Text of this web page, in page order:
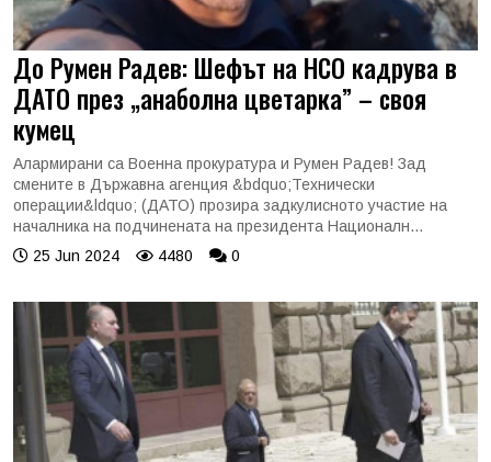
До Румен Радев: Шефът на НСО кадрува в
ДАТО през „анаболна цветарка” – своя
кумец
Алармирани са Военна прокуратура и Румен Радев! Зад
смените в Държавна агенция &bdquo;Технически
операции&ldquo; (ДАТО) прозира задкулисното участие на
началника на подчинената на президента Националн...
25 Jun 2024
4480 0